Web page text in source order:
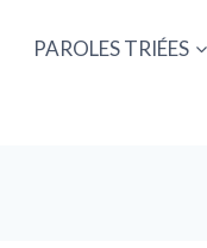
PAROLES TRIÉES